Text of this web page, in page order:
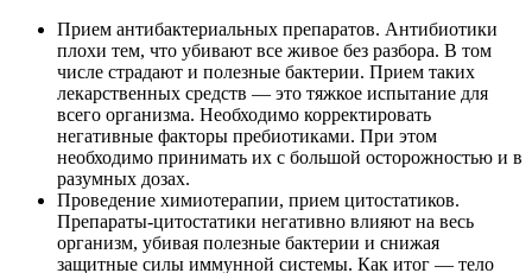
Прием антибактериальных препаратов. Антибиотики
плохи тем, что убивают все живое без разбора. В том
числе страдают и полезные бактерии. Прием таких
лекарственных средств — это тяжкое испытание для
всего организма. Необходимо корректировать
негативные факторы пребиотиками. При этом
необходимо принимать их с большой осторожностью и в
разумных дозах.
Проведение химиотерапии, прием цитостатиков.
Препараты-цитостатики негативно влияют на весь
организм, убивая полезные бактерии и снижая
защитные силы иммунной системы. Как итог — тело